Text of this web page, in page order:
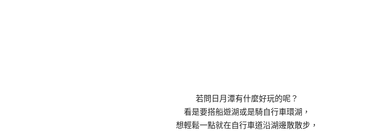
若問日月潭有什麼好玩的呢？
看是要搭船遊湖或是騎自行車環湖，
想輕鬆一點就在自行車道沿湖邊散散步，